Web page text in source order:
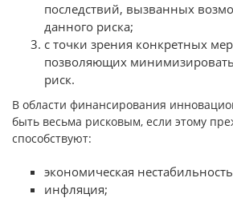
последствий, вызванных
данного риска;
с точки зрения конкретных
позволяющих
риск.
В области финансирования
быть весьма рисковым, если этому
способствуют:
экономическая
инфляция;